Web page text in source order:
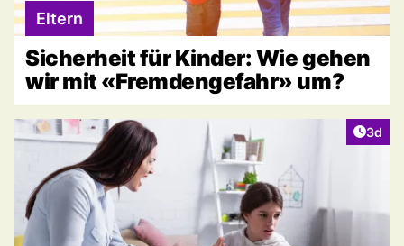
Eltern
Sicherheit für Kinder: Wie gehen
wir mit «Fremdengefahr» um?
3d